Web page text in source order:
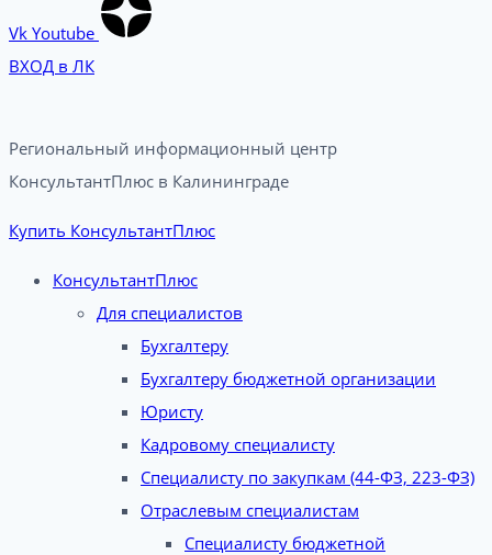
Vk Youtube
ВХОД в ЛК
Региональный информационный центр
КонсультантПлюс в Калининграде​
Купить КонсультантПлюс
КонсультантПлюс
Для специалистов
Бухгалтеру
Бухгалтеру бюджетной организации
Юристу
Кадровому специалисту
Специалисту по закупкам (44-ФЗ, 223-ФЗ)
Отраслевым специалистам
Специалисту бюджетной